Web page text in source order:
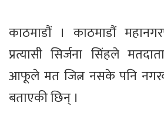
काठमाडौं । काठमाडौं
प्रत्यासी सिर्जना सिंहले
आफूले मत जित्न नसके पनि
बताएकी छिन् ।